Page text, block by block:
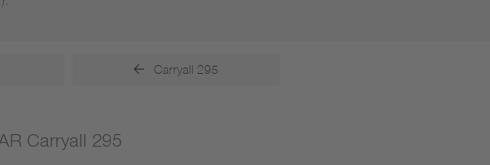
Carryall 295
Carryall 295